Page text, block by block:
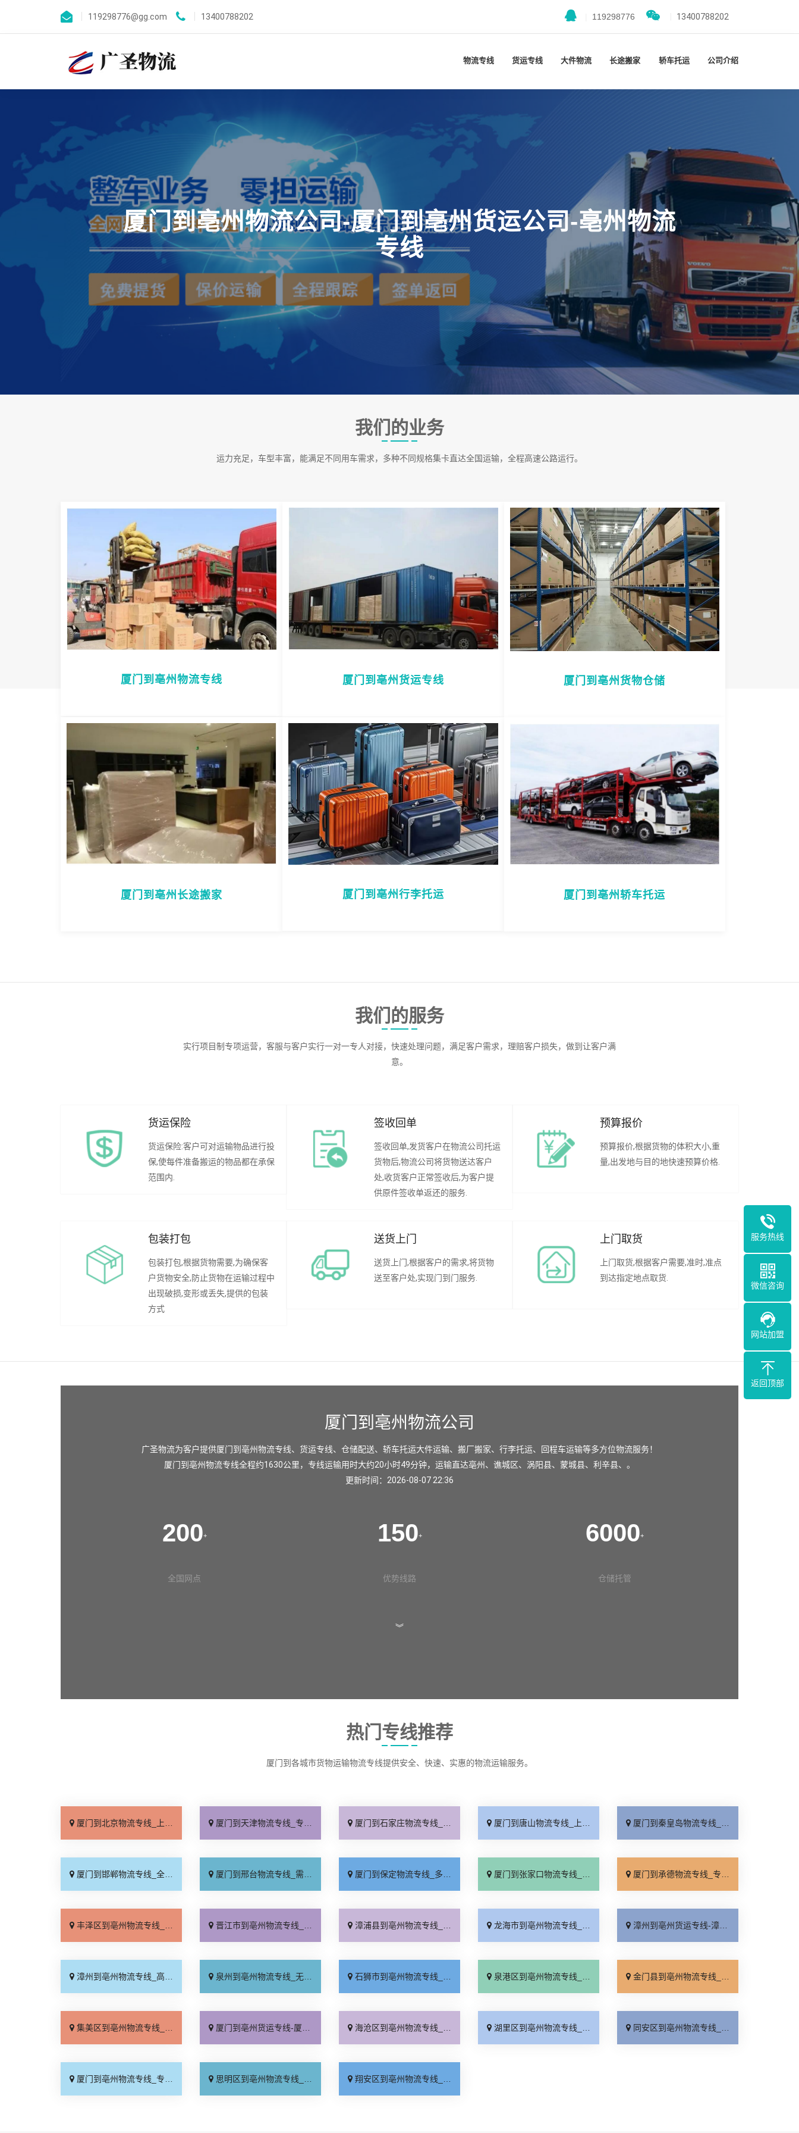
119298776@gg.com 13400788202 119298776 13400788202
物流专线 货运专线 大件物流 长途搬家 轿车托运 公司介绍
厦门到亳州物流公司-厦门到亳州货运公司-亳州物流
专线
我们的业务
运力充足，车型丰富，能满足不同用车需求，多种不同规格集卡直达全国运输，全程高速公路运行。
厦门到亳州物流专线 厦门到亳州货运专线 厦门到亳州货物仓储
厦门到亳州长途搬家 厦门到亳州行李托运 厦门到亳州轿车托运
我们的服务
实行项目制专项运营，客服与客户实行一对一专人对接，快速处理问题，满足客户需求，理赔客户损失，做到让客户满
意。
货运保险
货运保险:客户可对运输物品进行投
保,使每件准备搬运的物品都在承保
范围内.
签收回单
签收回单,发货客户在物流公司托运
货物后,物流公司将货物送达客户
处,收货客户正常签收后,为客户提
供原件签收单返还的服务.
预算报价
预算报价,根据货物的体积大小,重
量,出发地与目的地快速预算价格.
包装打包
包装打包,根据货物需要,为确保客
户货物安全,防止货物在运输过程中
出现破损,变形或丢失,提供的包装
方式
送货上门
送货上门,根据客户的需求,将货物
送至客户处,实现门到门服务.
上门取货
上门取货,根据客户需要,准时,准点
到达指定地点取货.
厦门到亳州物流公司
广圣物流为客户提供厦门到亳州物流专线、货运专线、仓储配送、轿车托运大件运输、搬厂搬家、行李托运、回程车运输等多方位物流服务！
厦门到亳州物流专线全程约1630公里，专线运输用时大约20小时49分钟，运输直达亳州 、 谯城区、 涡阳县、 蒙城县、 利辛县、。
更新时间：2026-08-07 22:36
200+
全国网点
150+
优势线路
6000+
仓储托管
︾
热门专线推荐
厦门到各城市货物运输物流专线提供安全、快速、实惠的物流运输服务。
厦门到北京物流专线_上门取件「不随意加价」 厦门到天津物流专线_专线快运「直通专线」 厦门到石家庄物流专线_多久能到「诚信为先」 厦门到唐山物流专线_上门提货「准时准点」 厦门到秦皇岛物流专线_高速快运「整车配货」
厦门到邯郸物流专线_全境到达「无需中转」 厦门到邢台物流专线_需要几天「要多少钱」 厦门到保定物流专线_多少一吨「定点发车」 厦门到张家口物流专线_专线快运「运价查询」 厦门到承德物流专线_专线快运「零担配货」
丰泽区到亳州物流专线_资质齐全「直通专线」 晋江市到亳州物流专线_整车配货「按时送达」 漳浦县到亳州物流专线_费用多少「保证时效」 龙海市到亳州物流专线_门到门接送「运费多少」 漳州到亳州货运专线-漳州到亳州物流公司_直发全境「多久时间」
漳州到亳州物流专线_高效运输「实时反馈」 泉州到亳州物流专线_无需中转「资质齐全」 石狮市到亳州物流专线_服务周到「送货到门」 泉港区到亳州物流专线_专线快运「多久能到」 金门县到亳州物流专线_高速快运「服务周到」
集美区到亳州物流专线_全程直达「准时准点」 厦门到亳州货运专线-厦门到亳州物流公司_专线直达「资质齐全」 海沧区到亳州物流专线_定点发车「价格透明」 湖里区到亳州物流专线_定点发车「上门提货」 同安区到亳州物流专线_来电咨询「托运放心」
厦门到亳州物流专线_专线快运「要多少钱」 思明区到亳州物流专线_运价查询「定点发车」 翔安区到亳州物流专线_不随意加价「收费标准」
服务热线
微信咨询
网站加盟
返回顶部